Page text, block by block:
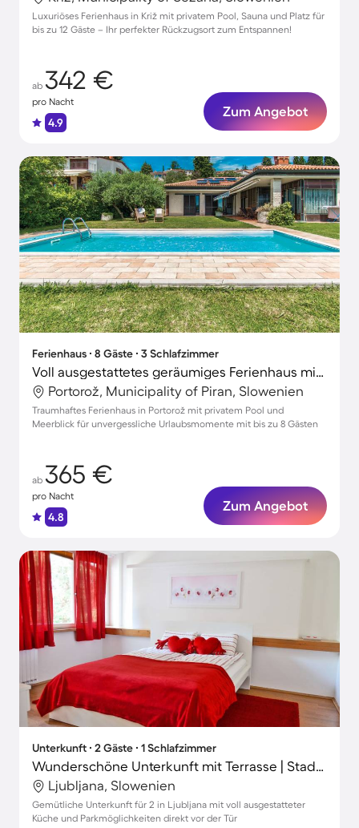
Luxuriöses Ferienhaus in Križ mit privatem Pool, Sauna und Platz für
bis zu 12 Gäste – Ihr perfekter Rückzugsort zum Entspannen!
ab 342 €
pro Nacht
4.9
Zum Angebot
Ferienhaus ∙ 8 Gäste ∙ 3 Schlafzimmer
Voll ausgestattetes geräumiges Ferienhaus mit Grill, privatem Pool und Terrasse | Panoramablick | Nah am Strand | Haustiere sind willkommen
Portorož, Municipality of Piran, Slowenien
Traumhaftes Ferienhaus in Portorož mit privatem Pool und
Meerblick für unvergessliche Urlaubsmomente mit bis zu 8 Gästen
ab 365 €
pro Nacht
4.8
Zum Angebot
Unterkunft ∙ 2 Gäste ∙ 1 Schlafzimmer
Wunderschöne Unterkunft mit Terrasse | Stadtblick | Perfekt für die Arbeit von Zuhause
Ljubljana, Slowenien
Gemütliche Unterkunft für 2 in Ljubljana mit voll ausgestatteter
Küche und Parkmöglichkeiten direkt vor der Tür